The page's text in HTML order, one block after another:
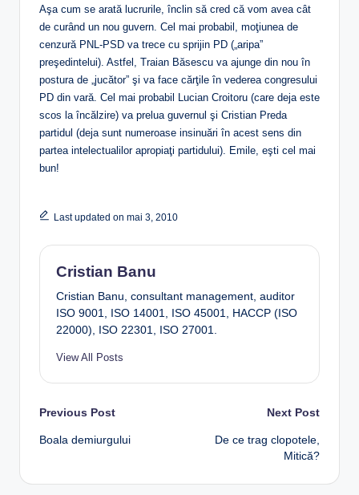
Aşa cum se arată lucrurile, înclin să cred că vom avea cât
de curând un nou guvern. Cel mai probabil, moţiunea de
cenzură PNL-PSD va trece cu sprijin PD („aripa”
preşedintelui). Astfel, Traian Băsescu va ajunge din nou în
postura de „jucător” şi va face cărţile în vederea congresului
PD din vară. Cel mai probabil Lucian Croitoru (care deja este
scos la încălzire) va prelua guvernul şi Cristian Preda
partidul (deja sunt numeroase insinuări în acest sens din
partea intelectualilor apropiaţi partidului). Emile, eşti cel mai
bun!
Last updated on mai 3, 2010
Cristian Banu
Cristian Banu, consultant management, auditor
ISO 9001, ISO 14001, ISO 45001, HACCP (ISO
22000), ISO 22301, ISO 27001.
View All Posts
Post
navigation
Previous Post
Boala demiurgului
Next Post
De ce trag clopotele,
Mitică?